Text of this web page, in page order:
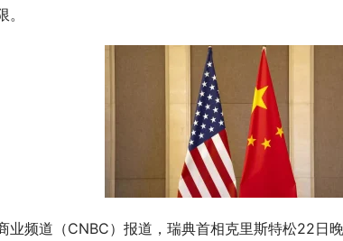
业频道（CNBC）报道，瑞典首相克里斯特松22日